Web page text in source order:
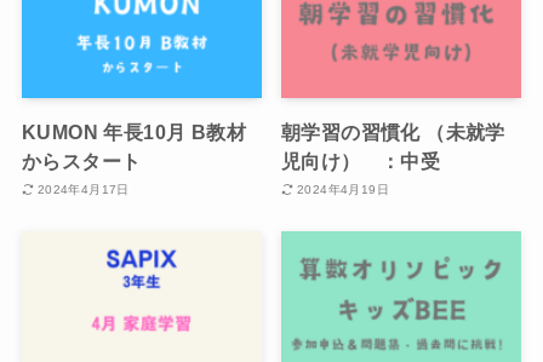
KUMON 年長10月 B教材
からスタート
2024年4月17日
朝学習の習慣化 （未就学
児向け） ：中受
2024年4月19日